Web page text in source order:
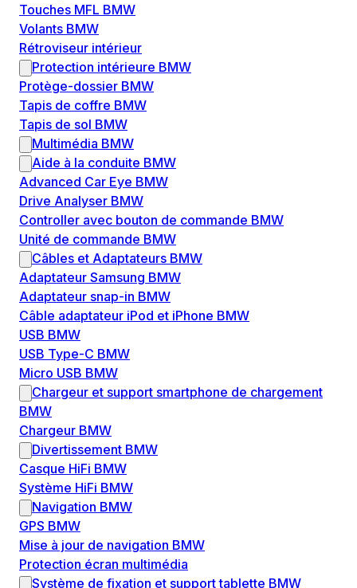
Touches MFL BMW
Volants BMW
Rétroviseur intérieur
Protection intérieure BMW
Protège-dossier BMW
Tapis de coffre BMW
Tapis de sol BMW
Multimédia BMW
Aide à la conduite BMW
Advanced Car Eye BMW
Drive Analyser BMW
Controller avec bouton de commande BMW
Unité de commande BMW
Câbles et Adaptateurs BMW
Adaptateur Samsung BMW
Adaptateur snap-in BMW
Câble adaptateur iPod et iPhone BMW
USB BMW
USB Type-C BMW
Micro USB BMW
Chargeur et support smartphone de chargement
BMW
Chargeur BMW
Divertissement BMW
Casque HiFi BMW
Système HiFi BMW
Navigation BMW
GPS BMW
Mise à jour de navigation BMW
Protection écran multimédia
Système de fixation et support tablette BMW